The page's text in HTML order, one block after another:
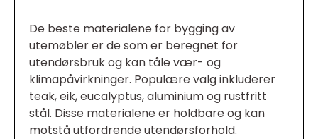
De beste materialene for bygging av
utemøbler er de som er beregnet for
utendørsbruk og kan tåle vær- og
klimapåvirkninger. Populære valg inkluderer
teak, eik, eucalyptus, aluminium og rustfritt
stål. Disse materialene er holdbare og kan
motstå utfordrende utendørsforhold.